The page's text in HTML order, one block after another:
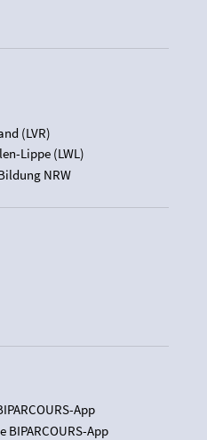
(LVR)
Lippe (LWL)
NRW
App
App